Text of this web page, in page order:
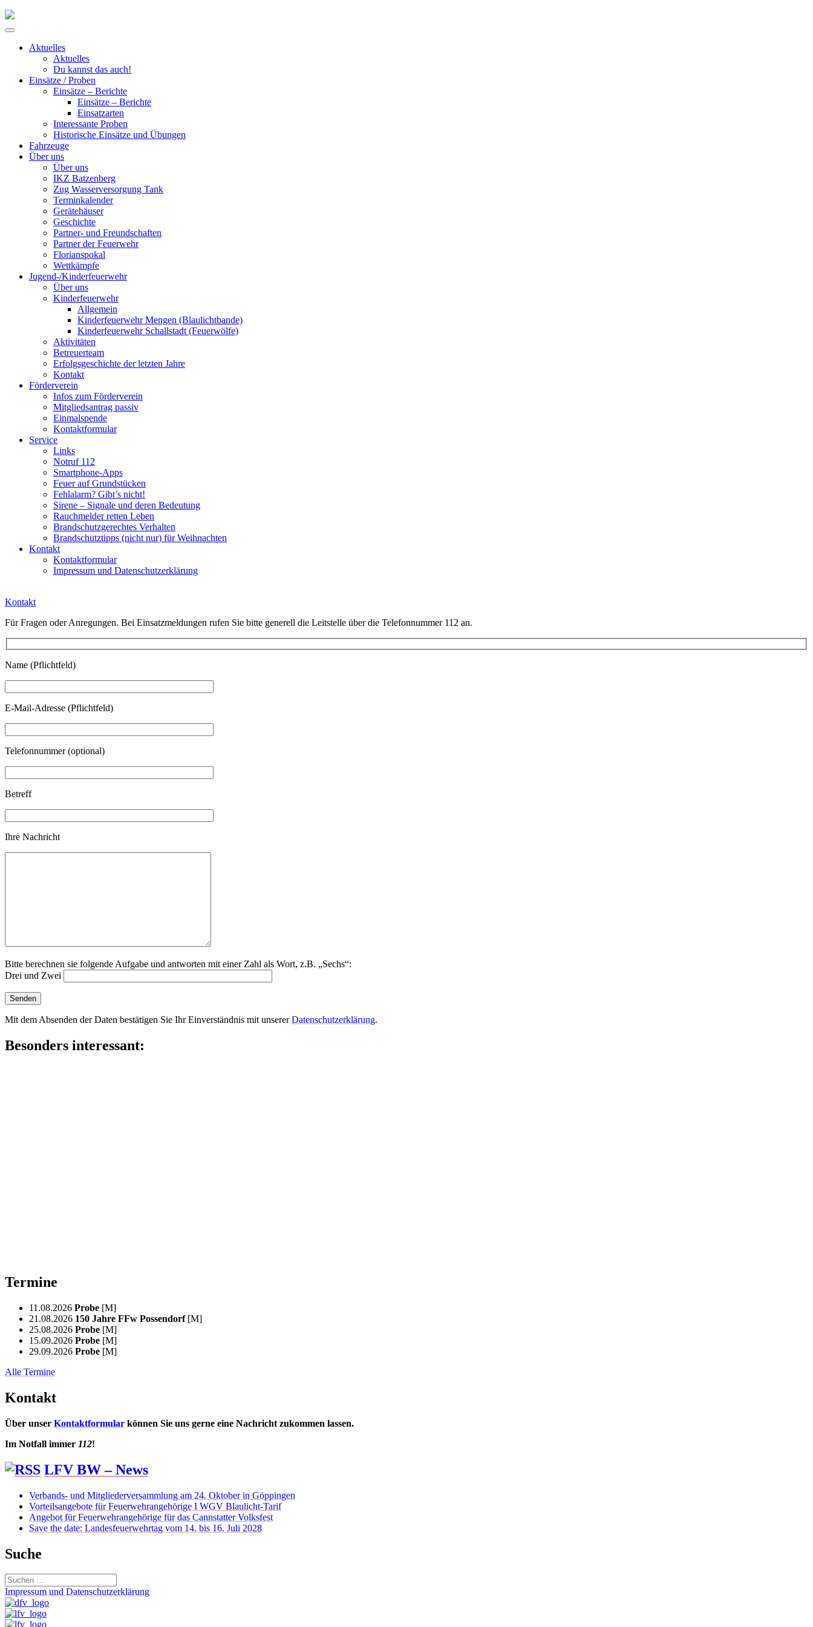
Skip
Primary
Aktuelles
Aktuelles
Du kannst das auch!
Einsätze / Proben
Einsätze – Berichte
Einsätze – Berichte
Einsatzarten
Interessante Proben
Historische Einsätze und Übungen
Fahrzeuge
Über uns
Über uns
IKZ Batzenberg
Zug Wasserversorgung Tank
Terminkalender
Gerätehäuser
Geschichte
Partner- und Freundschaften
Partner der Feuerwehr
Florianspokal
Wettkämpfe
Jugend-/Kinderfeuerwehr
Über uns
Kinderfeuerwehr
Allgemein
Kinderfeuerwehr Mengen (Blaulichtbande)
Kinderfeuerwehr Schallstadt (Feuerwölfe)
Aktivitäten
Betreuerteam
Erfolgsgeschichte der letzten Jahre
Kontakt
Förderverein
Infos zum Förderverein
Mitgliedsantrag passiv
Einmalspende
Kontaktformular
Service
Links
Notruf 112
Smartphone-Apps
Feuer auf Grundstücken
Fehlalarm? Gibt’s nicht!
Sirene – Signale und deren Bedeutung
Rauchmelder retten Leben
Brandschutzgerechtes Verhalten
Brandschutztipps (nicht nur) für Weihnachten
Kontakt
Kontaktformular
Impressum und Datenschutzerklärung
Kontakt
Für Fragen oder Anregungen. Bei Einsatzmeldungen rufen Sie bitte generell die Leitstelle über die Telefonnummer 112 an.
Name (Pflichtfeld)
E-Mail-Adresse (Pflichtfeld)
Telefonnummer (optional)
Betreff
Ihre Nachricht
Bitte berechnen sie folgende Aufgabe und antworten mit einer Zahl als Wort, z.B. „Sechs“:
Drei und Zwei
Mit dem Absenden der Daten bestätigen Sie Ihr Einverständnis mit unsererDatenschutzerklärung.
Besonders interessant:
Termine
11.08.2026 Probe [M]
21.08.2026 150 Jahre FFw Possendorf [M]
25.08.2026 Probe [M]
15.09.2026 Probe [M]
29.09.2026 Probe [M]
Alle Termine
Kontakt
Über unser Kontaktformular können Sie uns gerne eine Nachricht zukommen lassen.
Im Notfall immer 112!
LFV BW – News
Verbands- und Mitgliederversammlung am 24. Oktober in Göppingen
Vorteilsangebote für Feuerwehrangehörige I WGV Blaulicht-Tarif
Angebot für Feuerwehrangehörige für das Cannstatter Volksfest
Save the date: Landesfeuerwehrtag vom 14. bis 16. Juli 2028
Suche
Suchen
nach:
Impressum und Datenschutzerklärung